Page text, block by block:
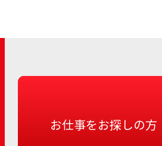
お仕事をお探しの方